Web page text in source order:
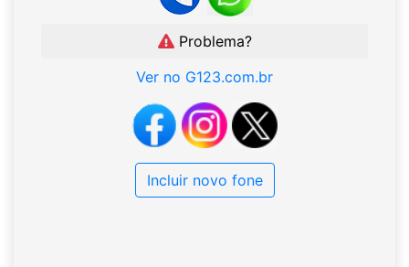
Problema?
Ver no G123.com.br
Incluir novo fone